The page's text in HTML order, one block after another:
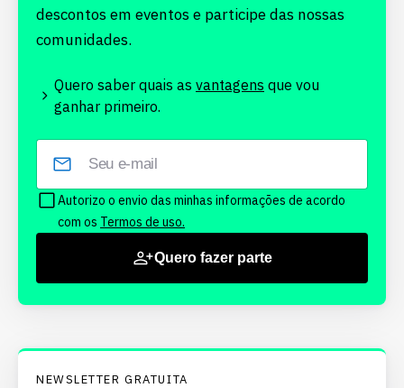
descontos em eventos e participe das nossas
comunidades.
Quero saber quais as vantagens que vou
ganhar primeiro.
Autorizo o envio das minhas informações de acordo
com os Termos de uso.
Quero fazer parte
NEWSLETTER GRATUITA